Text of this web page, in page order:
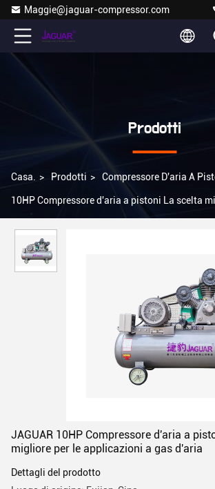
Maggie@jaguar-compressor.com
Prodotti
Casa. > Prodotti > Compressore D'aria A
10HP Compressore d'aria a pistoni La scelta
JAGUAR 10HP Compressore d'aria a
migliore per le applicazioni a gas d'aria
Dettagli del prodotto